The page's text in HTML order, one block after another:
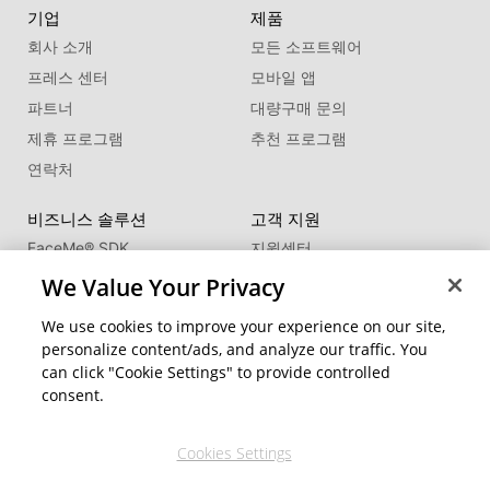
기업
회사 소개
프레스 센터
파트너
제휴 프로그램
연락처
제품
모든 소프트웨어
모바일 앱
대량구매 문의
추천 프로그램
비즈니스 솔루션
FaceMe®SDK
고객 지원
지원센터
커뮤니티 지역 변경
We Value Your Privacy
We use cookies to improve your experience on our site,
personalize content/ads, and analyze our traffic. You
can click "Cookie Settings" to provide controlled
consent.
Cookies Settings